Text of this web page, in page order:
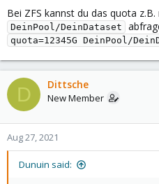
Bei ZFS kannst du das quota
DeinPool/DeinDataset
quota=12345G DeinPool/
D Dittsche
New Member
Aug 27, 2021
Dunuin said: